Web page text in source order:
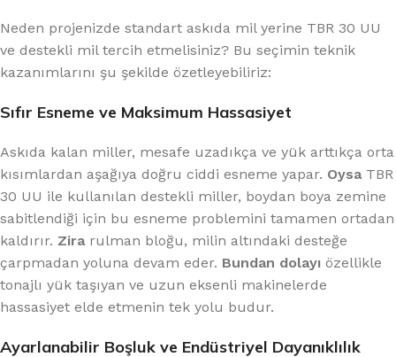
Neden projenizde standart askıda mil yerine TBR 30 UU
ve destekli mil tercih etmelisiniz? Bu seçimin teknik
kazanımlarını şu şekilde özetleyebiliriz:
Sıfır Esneme ve Maksimum Hassasiyet
Askıda kalan miller, mesafe uzadıkça ve yük arttıkça orta
kısımlardan aşağıya doğru ciddi esneme yapar. Oysa TBR
30 UU ile kullanılan destekli miller, boydan boya zemine
sabitlendiği için bu esneme problemini tamamen ortadan
kaldırır. Zira rulman bloğu, milin altındaki desteğe
çarpmadan yoluna devam eder. Bundan dolayı özellikle
tonajlı yük taşıyan ve uzun eksenli makinelerde
hassasiyet elde etmenin tek yolu budur.
Ayarlanabilir Boşluk ve Endüstriyel Dayanıklılık